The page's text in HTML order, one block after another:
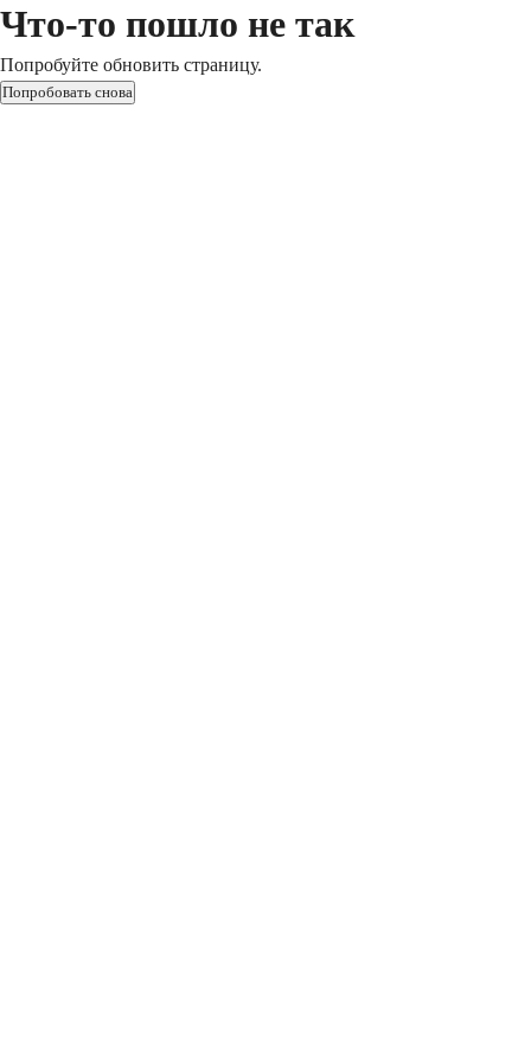
Что-то пошло не так
Попробуйте обновить страницу.
Попробовать снова